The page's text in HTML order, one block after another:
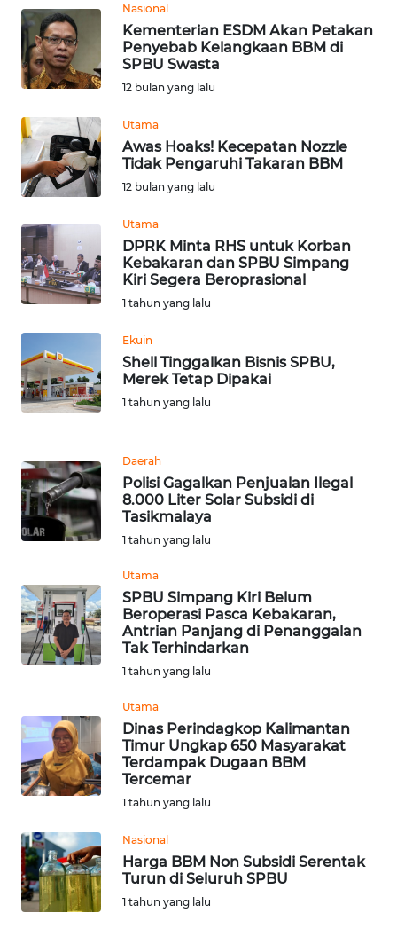
Nasional
Kementerian ESDM Akan Petakan
Penyebab Kelangkaan BBM di
SPBU Swasta
12 bulan yang lalu
Utama
Awas Hoaks! Kecepatan Nozzle
Tidak Pengaruhi Takaran BBM
12 bulan yang lalu
Utama
DPRK Minta RHS untuk Korban
Kebakaran dan SPBU Simpang
Kiri Segera Beroprasional
1 tahun yang lalu
Ekuin
Shell Tinggalkan Bisnis SPBU,
Merek Tetap Dipakai
1 tahun yang lalu
Daerah
Polisi Gagalkan Penjualan Ilegal
8.000 Liter Solar Subsidi di
Tasikmalaya
1 tahun yang lalu
Utama
SPBU Simpang Kiri Belum
Beroperasi Pasca Kebakaran,
Antrian Panjang di Penanggalan
Tak Terhindarkan
1 tahun yang lalu
Utama
Dinas Perindagkop Kalimantan
Timur Ungkap 650 Masyarakat
Terdampak Dugaan BBM
Tercemar
1 tahun yang lalu
Nasional
Harga BBM Non Subsidi Serentak
Turun di Seluruh SPBU
1 tahun yang lalu
LESUNG
WN
KARO
WN
SIMALUNGUN
WN
WN
TAPANULI
TENGAH
WN DELI
SERDANG
WN
WN
PAKPAK
KARAWANG
WN
BEKASI
BOGOR
WN
DEPOK
WN
TAPANULI
UTARA
WN